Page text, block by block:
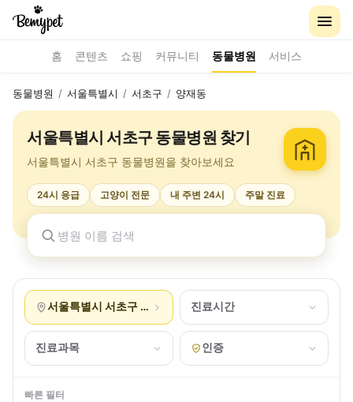
홈 콘텐츠 쇼핑 커뮤니티 동물병원 서비스
동물병원 / 서울특별시 / 서초구 / 양재동
서울특별시 서초구 동물병원 찾기
서울특별시 서초구 동물병원을 찾아보세요
24시 응급 고양이 전문 내 주변 24시 주말 진료
서울특별시 서초구 양재동 진료시간
진료과목 인증
빠른 필터